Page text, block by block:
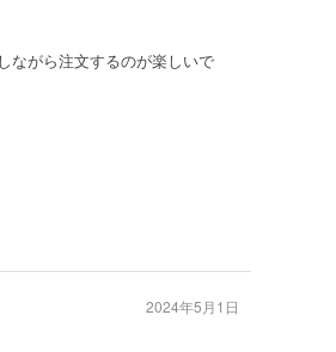
ながら注文するのが楽しいで
2024年5月1日